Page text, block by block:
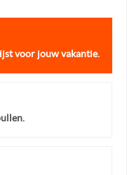
voor jouw vakantie.